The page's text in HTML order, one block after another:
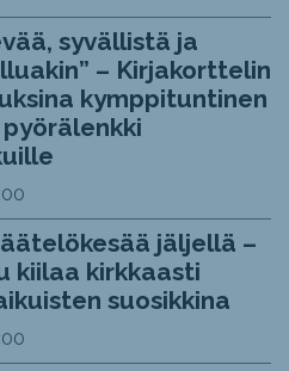
syvällistä ja
– Kirjakorttelin
kymppituntinen
jäljellä –
kiilaa kirkkaasti
suosikkina